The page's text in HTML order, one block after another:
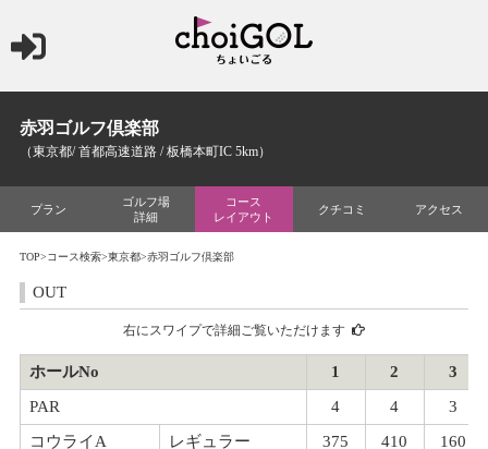
赤羽ゴルフ倶楽部
（東京都/ 首都高速道路 / 板橋本町IC 5km）
プラン
ゴルフ場
詳細
コース
レイアウト
クチコミ アクセス
TOP>コース検索>東京都>赤羽ゴルフ倶楽部
OUT
右にスワイプで詳細ご覧いただけます
ホールNo 1 2
3
PAR
4 4
3
コウライA
レギュラー 375 410
160